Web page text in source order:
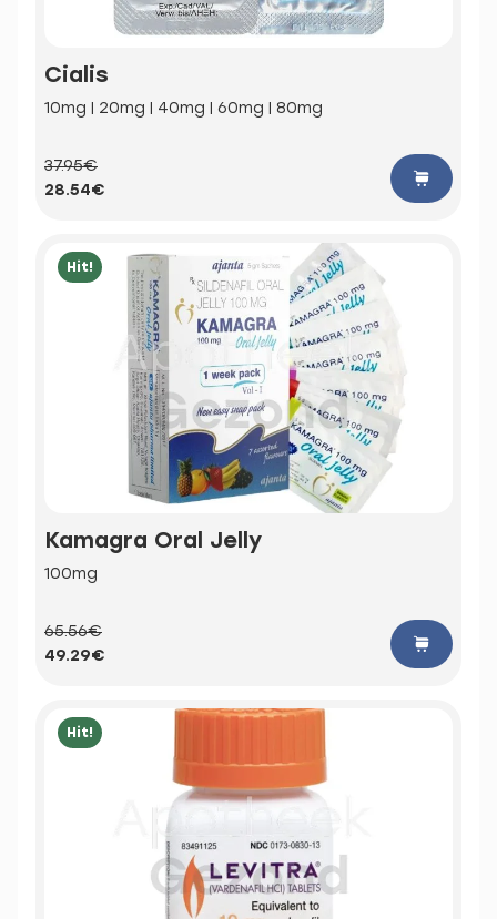
Cialis
10mg | 20mg | 40mg | 60mg | 80mg
37.95€
28.54€
Hit!
Kamagra Oral Jelly
100mg
65.56€
49.29€
Hit!